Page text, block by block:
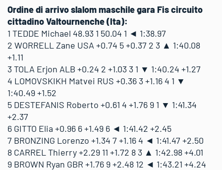
Ordine di arrivo slalom maschile gara Fis circuito
cittadino Valtournenche (Ita):
1 TEDDE Michael 48.93 1 50.04 1 ◄ 1:38.97
2 WORRELL Zane USA +0.74 5 +0.37 2 3 ▲ 1:40.08
+1.11
3 TOLA Erjon ALB +0.24 2 +1.03 3 1 ▼ 1:40.24 +1.27
4 LOMOVSKIKH Matvei RUS +0.36 3 +1.16 4 1 ▼
1:40.49 +1.52
5 DESTEFANIS Roberto +0.61 4 +1.76 9 1 ▼ 1:41.34
+2.37
6 GITTO Elia +0.96 6 +1.49 6 ◄ 1:41.42 +2.45
7 BRONZING Lorenzo +1.34 7 +1.16 4 ◄ 1:41.47 +2.50
8 CARREL Thierry +2.29 11 +1.72 8 3 ▲ 1:42.98 +4.01
9 BROWN Ryan GBR +1.76 9 +2.48 12 ◄ 1:43.21 +4.24